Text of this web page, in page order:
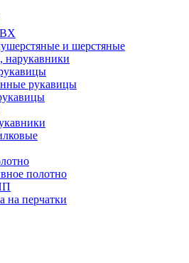
и шерстяные
нарукавники
рукавицы
полотно
на перчатки